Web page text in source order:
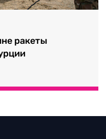
ракеты